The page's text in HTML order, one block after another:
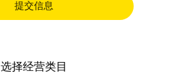
提交信息
选择经营类目